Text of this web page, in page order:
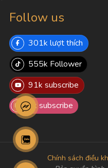
Follow us
301k lượt thích
555k Follower
91k subscribe
8k subscribe
Chính sách điều